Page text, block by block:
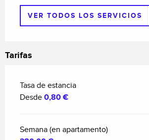
VER TODOS LOS SERVICIOS
Tarifas
Tasa de estancia
Desde 0,80 €
Semana (en apartamento)